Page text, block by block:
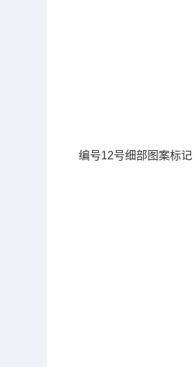
编号12号细部图案标记